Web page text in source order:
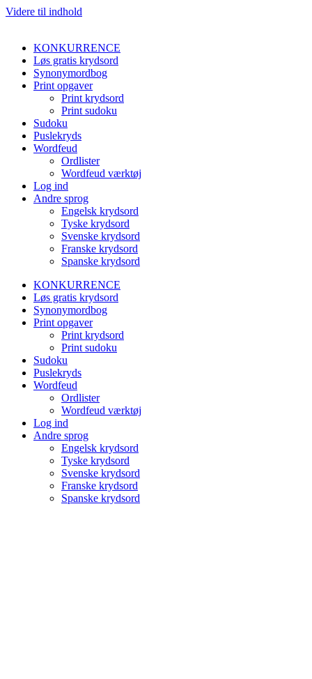
Videre til indhold
KONKURRENCE
Løs gratis krydsord
Synonymordbog
Print opgaver
Print krydsord
Print sudoku
Sudoku
Puslekryds
Wordfeud
Ordlister
Wordfeud værktøj
Log ind
Andre sprog
Engelsk krydsord
Tyske krydsord
Svenske krydsord
Franske krydsord
Spanske krydsord
KONKURRENCE
Løs gratis krydsord
Synonymordbog
Print opgaver
Print krydsord
Print sudoku
Sudoku
Puslekryds
Wordfeud
Ordlister
Wordfeud værktøj
Log ind
Andre sprog
Engelsk krydsord
Tyske krydsord
Svenske krydsord
Franske krydsord
Spanske krydsord